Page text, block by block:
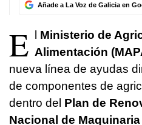
Añade a La Voz de Galicia en
E l Ministerio de
Alimentación
nueva línea de ayudas
de componentes de
dentro del Plan de
Nacional de